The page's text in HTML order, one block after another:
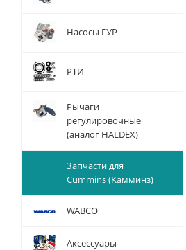
Насосы ГУР
РТИ
Рычаги
регулировочные
(аналог HALDEX)
Запчасти для
Cummins (Камминз)
WABCO
Аксессуары